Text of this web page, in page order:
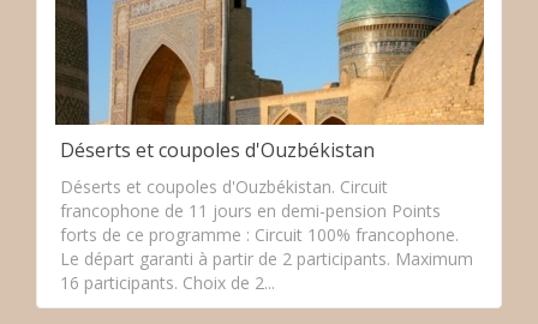
Déserts et coupoles d'Ouzbékistan
Déserts et coupoles d'Ouzbékistan. Circuit
francophone de 11 jours en demi-pension Points
forts de ce programme : Circuit 100% francophone.
Le départ garanti à partir de 2 participants. Maximum
16 participants. Choix de 2...